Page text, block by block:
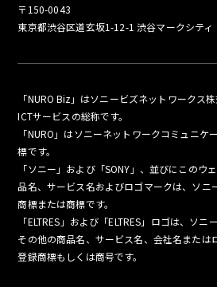
〒150-0043
東京都渋谷区道玄坂1-12-1 渋谷マークシティ
「NURO Biz」はソニービズネットワークス
ICTサービスの総称です。
「NURO」はソニーネットワークコミュニケ
標です。
「ソニー」および「SONY」、並びにこのウ
品名、サービス名およびロゴマークは、ソニ
商標または商標です。
「ELTRES」および「ELTRES」ロゴは、ソニ
その他の商品名、サービス名、会社名または
登録商標もしくは商号です。